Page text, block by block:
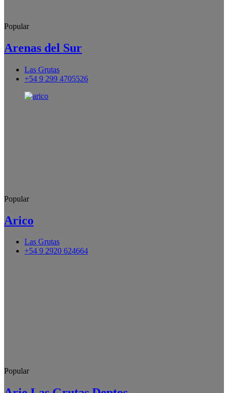
Popular
Arenas del Sur
Las Grutas
+54 9 299 4705526
Popular
Arico
Las Grutas
+54 9 2920 624664
Popular